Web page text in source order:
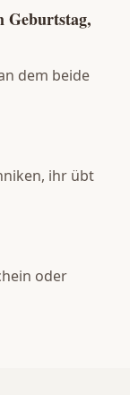
Geburtstag,
dem beide
ihr übt
oder